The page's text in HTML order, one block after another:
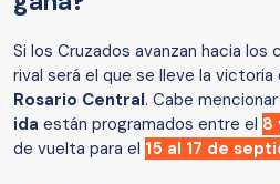
Si los Cruzados avanzan hacia los
rival será el que se lleve la victoria
Rosario Central. Cabe
ida están programados entre el 8
de vuelta para el 15 al 17 de